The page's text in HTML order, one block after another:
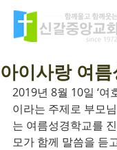
아이사랑 여
2019년 8월 10일 ‘여
이라는 주제로 부모
는 여름성경학교를
모가 함께 말씀을 듣